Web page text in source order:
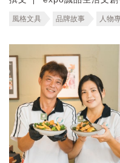
風格文具 品牌故事 人物